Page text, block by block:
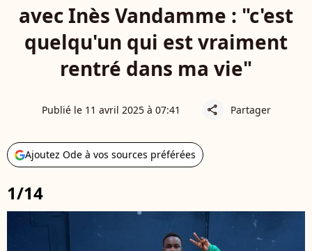
avec Inès Vandamme : "c'est
quelqu'un qui est vraiment
rentré dans ma vie"
Publié le 11 avril 2025 à 07:41 share Partager
Ajoutez Ode à vos sources préférées
1/14